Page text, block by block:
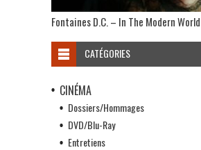
Fontaines D.C. – In The Modern World
CATÉGORIES
CINÉMA
Dossiers/Hommages
DVD/Blu-Ray
Entretiens